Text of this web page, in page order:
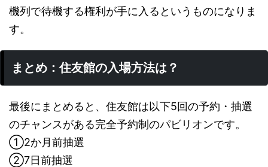
機列で待機する権利が手に入るというものになりま
す。
まとめ：住友館の入場方法は？
最後にまとめると、住友館は以下5回の予約・抽選
のチャンスがある完全予約制のパビリオンです。
①2か月前抽選
②7日前抽選